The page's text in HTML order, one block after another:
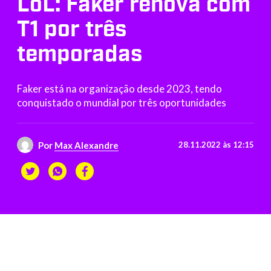
LoL: Faker renova com
T1 por três
temporadas
Faker está na organização desde 2023, tendo
conquistado o mundial por três oportunidades
Por Max Alexandre 28.11.2022 às 12:15